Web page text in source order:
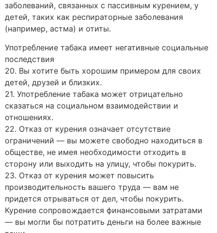
заболеваний, связанных с пассивным курением, у
детей, таких как респираторные заболевания
(например, астма) и отиты.
Употребление табака имеет негативные социальные
последствия
20. Вы хотите быть хорошим примером для своих
детей, друзей и близких.
21. Употребление табака может отрицательно
сказаться на социальном взаимодействии и
отношениях.
22. Отказ от курения означает отсутствие
ограничений — вы можете свободно находиться в
обществе, не имея необходимости отходить в
сторону или выходить на улицу, чтобы покурить.
23. Отказ от курения может повысить
производительность вашего труда — вам не
придется отрываться от дел, чтобы покурить.
Курение сопровождается финансовыми затратами
— вы могли бы потратить деньги на более важные